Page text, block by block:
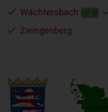
Wächtersbach
Z
Zwingenberg